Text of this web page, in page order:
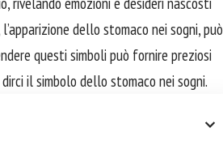
dello stomaco nei sogni, può
questi simboli può fornire preziosi
il simbolo dello stomaco nei sogni.